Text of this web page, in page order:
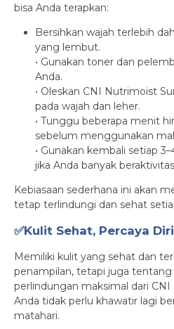
bisa Anda terapkan:
Bersihkan wajah terlebih
yang lembut.
• Gunakan toner dan
Anda.
• Oleskan CNI Nutrimoist
pada wajah dan leher.
• Tunggu beberapa menit
sebelum menggunakan
• Gunakan kembali setiap
jika Anda banyak
Kebiasaan sederhana ini akan
tetap terlindungi dan sehat
✅Kulit Sehat, Percaya
Memiliki kulit yang sehat dan
penampilan, tetapi juga tentang
perlindungan maksimal dari
Anda tidak perlu khawatir lagi
matahari.